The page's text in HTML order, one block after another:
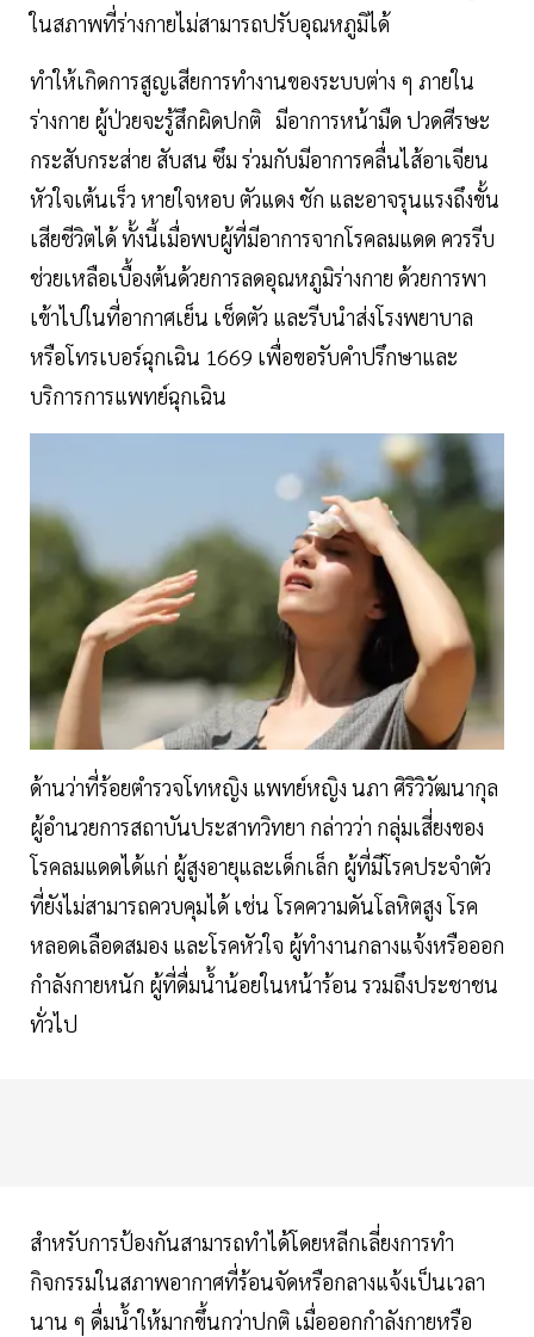
ในสภาพที่ร่างกายไม่สามารถปรับอุณหภูมิได้
ทำให้เกิดการสูญเสียการทำงานของระบบต่าง ๆ ภายใน
ร่างกาย ผู้ป่วยจะรู้สึกผิดปกติ มีอาการหน้ามืด ปวดศีรษะ
กระสับกระส่าย สับสน ซึม ร่วมกับมีอาการคลื่นไส้อาเจียน
หัวใจเต้นเร็ว หายใจหอบ ตัวแดง ชัก และอาจรุนแรงถึงขั้น
เสียชีวิตได้ ทั้งนี้เมื่อพบผู้ที่มีอาการจากโรคลมแดด ควรรีบ
ช่วยเหลือเบื้องต้นด้วยการลดอุณหภูมิร่างกาย ด้วยการพา
เข้าไปในที่อากาศเย็น เช็ดตัว และรีบนำส่งโรงพยาบาล
หรือโทรเบอร์ฉุกเฉิน 1669 เพื่อขอรับคำปรึกษาและ
บริการการแพทย์ฉุกเฉิน
ด้านว่าที่ร้อยตำรวจโทหญิง แพทย์หญิง นภา ศิริวิวัฒนากุล
ผู้อำนวยการสถาบันประสาทวิทยา กล่าวว่า กลุ่มเสี่ยงของ
โรคลมแดดได้แก่ ผู้สูงอายุและเด็กเล็ก ผู้ที่มีโรคประจำตัว
ที่ยังไม่สามารถควบคุมได้ เช่น โรคความดันโลหิตสูง โรค
หลอดเลือดสมอง และโรคหัวใจ ผู้ทำงานกลางแจ้งหรือออก
กำลังกายหนัก ผู้ที่ดื่มน้ำน้อยในหน้าร้อน รวมถึงประชาชน
ทั่วไป
สำหรับการป้องกันสามารถทำได้โดยหลีกเลี่ยงการทำ
กิจกรรมในสภาพอากาศที่ร้อนจัดหรือกลางแจ้งเป็นเวลา
นาน ๆ ดื่มน้ำให้มากขึ้นกว่าปกติ เมื่อออกกำลังกายหรือ